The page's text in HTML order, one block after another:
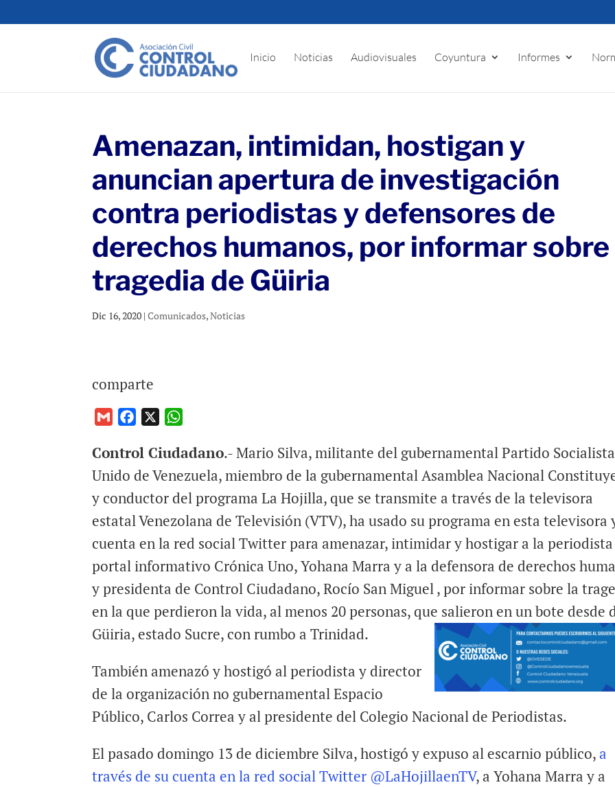
Inicio Noticias Audiovisuales Coyuntura Informes
Amenazan, intimidan, hostigan y
anuncian apertura de investigación
contra periodistas y defensores de
derechos humanos, por informar sobre
tragedia de Güiria
Dic 16, 2020 |Comunicados,Noticias
comparte
G
a
i
c
e
o
o
k
a
t
A
p
p
Control Ciudadano.- Mario Silva, militante del gubernamental Partido Socialista
Unido de Venezuela, miembro de la gubernamental Asamblea Nacional
y conductor del programa La Hojilla, que se transmite a través de la televisora
estatal Venezolana de Televisión (VTV), ha usado su programa en esta televisora
cuenta en la red social Twitter para amenazar, intimidar y hostigar a la
portal informativo Crónica Uno, Yohana Marra y a la defensora de derechos
y presidenta de Control Ciudadano, Rocío San Miguel , por informar sobre la
en la que perdieron la vida, al menos 20 personas, que salieron en un bote desde
Güiria, estado Sucre, con rumbo a Trinidad.
También amenazó y hostigó al periodista y director
de la organización no gubernamental Espacio
Público, Carlos Correa y al presidente del Colegio Nacional de Periodistas.
El pasado domingo 13 de diciembre Silva, hostigó y expuso al escarnio público,a
través de su cuenta en la red social Twitter @LaHojillaenTV, a Yohana Marra y a